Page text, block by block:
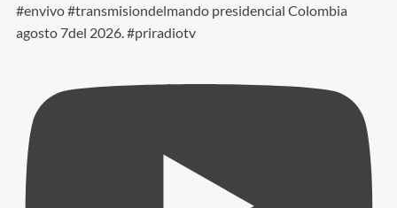
#envivo #transmisiondelmando presidencial Colombia
agosto 7del 2026. #priradiotv